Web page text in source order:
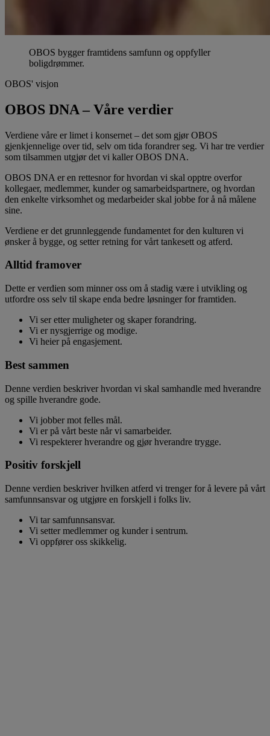
OBOS bygger framtidens samfunn og oppfyller
boligdrømmer.
OBOS' visjon
OBOS DNA – Våre verdier
Verdiene våre er limet i konsernet – det som gjør OBOS
gjenkjennelige over tid, selv om tida forandrer seg. Vi har tre verdier
som tilsammen utgjør det vi kaller OBOS DNA.
OBOS DNA er en rettesnor for hvordan vi skal opptre overfor
kollegaer, medlemmer, kunder og samarbeidspartnere, og hvordan
den enkelte virksomhet og medarbeider skal jobbe for å nå målene
sine.
Verdiene er det grunnleggende fundamentet for den kulturen vi
ønsker å bygge, og setter retning for vårt tankesett og atferd.
Alltid framover
Dette er verdien som minner oss om å stadig være i utvikling og
utfordre oss selv til skape enda bedre løsninger for framtiden.
Vi ser etter muligheter og skaper forandring.
Vi er nysgjerrige og modige.
Vi heier på engasjement.
Best sammen
Denne verdien beskriver hvordan vi skal samhandle med hverandre
og spille hverandre gode.
Vi jobber mot felles mål.
Vi er på vårt beste når vi samarbeider.
Vi respekterer hverandre og gjør hverandre trygge.
Positiv forskjell
Denne verdien beskriver hvilken atferd vi trenger for å levere på vårt
samfunnsansvar og utgjøre en forskjell i folks liv.
Vi tar samfunnsansvar.
Vi setter medlemmer og kunder i sentrum.
Vi oppfører oss skikkelig.